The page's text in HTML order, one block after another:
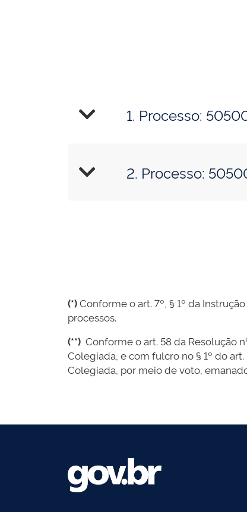
1. Processo:
2. Processo:
(*)Conforme o art. 7º, § 1º da
processos.
(**) Conforme o art. 58 da Resolução
Colegiada, e com fulcro no § 1º do
Colegiada, por meio de voto,